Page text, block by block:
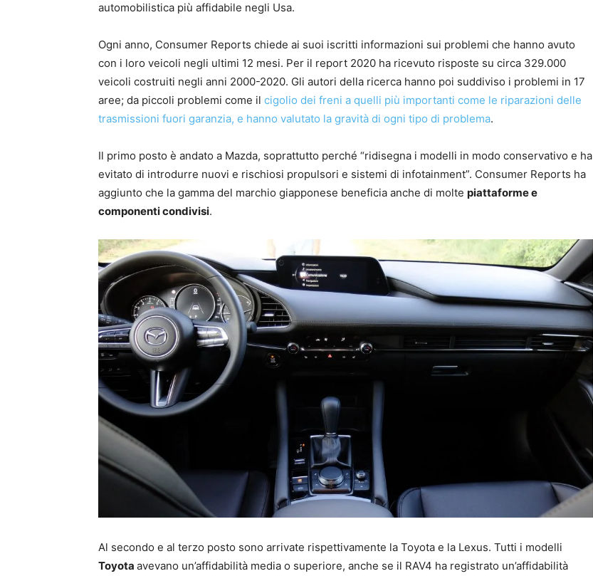
automobilistica più affidabile negli Usa.
Ogni anno, Consumer Reports chiede ai suoi iscritti informazioni sui problemi che hanno avuto
con i loro veicoli negli ultimi 12 mesi. Per il report 2020 ha ricevuto risposte su circa 329.000
veicoli costruiti negli anni 2000-2020. Gli autori della ricerca hanno poi suddiviso i problemi in 17
aree; da piccoli problemi come il cigolio dei freni a quelli più importanti come le riparazioni delle
trasmissioni fuori garanzia, e hanno valutato la gravità di ogni tipo di problema.
Il primo posto è andato a Mazda, soprattutto perché “ridisegna i modelli in modo conservativo e ha
evitato di introdurre nuovi e rischiosi propulsori e sistemi di infotainment”. Consumer Reports ha
aggiunto che la gamma del marchio giapponese beneficia anche di molte piattaforme e
componenti condivisi.
Al secondo e al terzo posto sono arrivate rispettivamente la Toyota e la Lexus. Tutti i modelli
Toyota avevano un’affidabilità media o superiore, anche se il RAV4 ha registrato un’affidabilità